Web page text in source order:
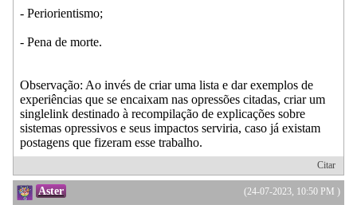
- Periorientismo;
- Pena de morte.
Observação: Ao invés de criar uma lista e dar exemplos de
experiências que se encaixam nas opressões citadas, criar um
singlelink destinado à recompilação de explicações sobre
sistemas opressivos e seus impactos serviria, caso já existam
postagens que fizeram esse trabalho.
Citar
(24-07-2023, 10:50 PM )
Aster